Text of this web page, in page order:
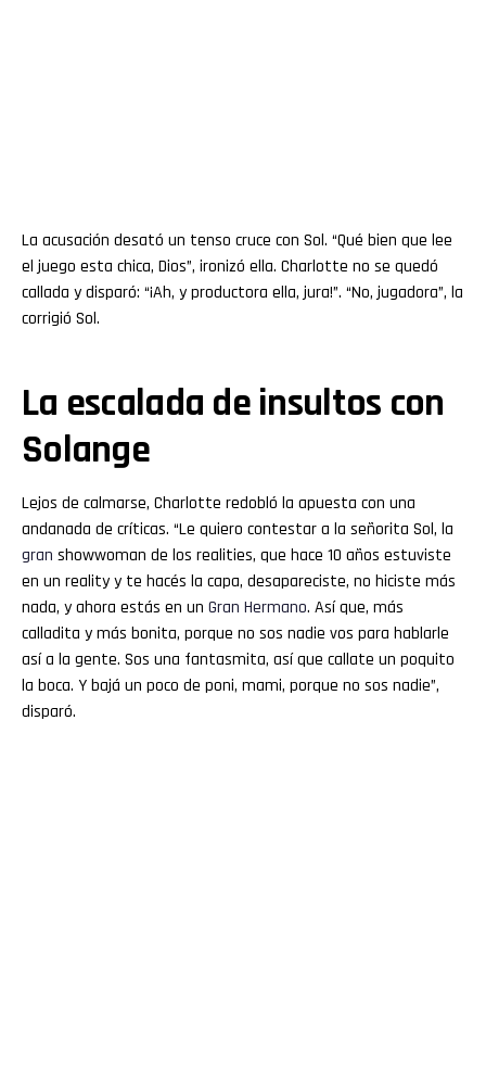
La acusación desató un tenso cruce con Sol. “Qué bien que lee
el juego esta chica, Dios”, ironizó ella. Charlotte no se quedó
callada y disparó: “¡Ah, y productora ella, jura!”. “No, jugadora”, la
corrigió Sol.
La escalada de insultos con
Solange
Lejos de calmarse, Charlotte redobló la apuesta con una
andanada de críticas. “Le quiero contestar a la señorita Sol, la
gran showwoman de los realities, que hace 10 años estuviste
en un reality y te hacés la capa, desapareciste, no hiciste más
nada, y ahora estás en un Gran Hermano. Así que, más
calladita y más bonita, porque no sos nadie vos para hablarle
así a la gente. Sos una fantasmita, así que callate un poquito
la boca. Y bajá un poco de poni, mami, porque no sos nadie”,
disparó.